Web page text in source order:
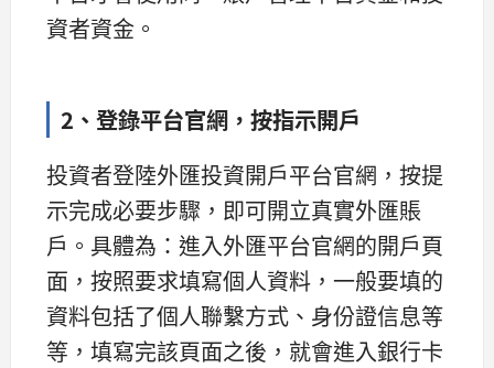
資者資金。
2、登錄平台官網，按指示開戶
投資者登陸外匯投資開戶平台官網，按提
示完成必要步驟，即可開立真實外匯賬
戶。具體為：進入外匯平台官網的開戶頁
面，按照要求填寫個人資料，一般要填的
資料包括了個人聯繫方式、身份證信息等
等，填寫完該頁面之後，就會進入銀行卡